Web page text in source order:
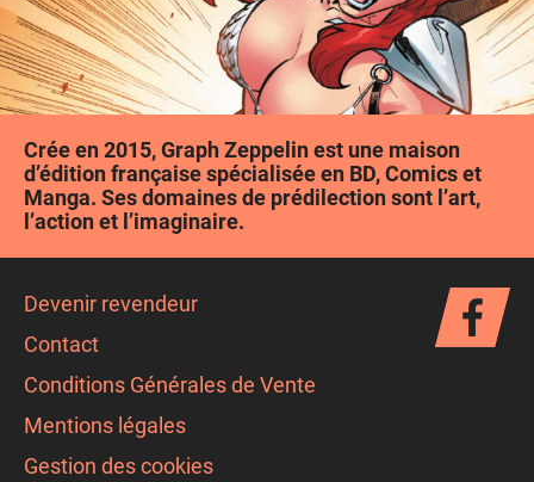
Crée en 2015, Graph Zeppelin est une maison
d’édition française spécialisée en BD, Comics et
Manga. Ses domaines de prédilection sont l’art,
l’action et l’imaginaire.
Devenir revendeur
Contact
Conditions Générales de Vente
Mentions légales
Gestion des cookies